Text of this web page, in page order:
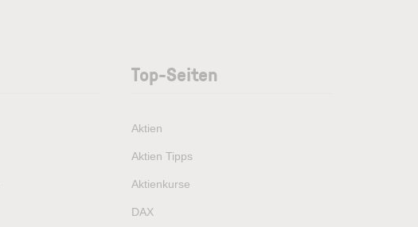
Top-Seiten
Aktien
Aktien Tipps
Aktienkurse
DAX